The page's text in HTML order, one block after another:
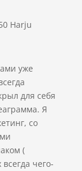
Harju
уже
для себя
Я
со
(
чего-